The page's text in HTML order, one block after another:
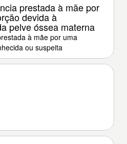
prestada à mãe por
devida à
pelve óssea materna
à mãe por uma
ou suspeita